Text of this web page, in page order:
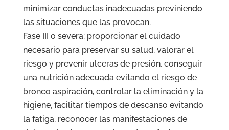
minimizar conductas inadecuadas previniendo
las situaciones que las provocan.
Fase III o severa: proporcionar el cuidado
necesario para preservar su salud, valorar el
riesgo y prevenir ulceras de presión, conseguir
una nutrición adecuada evitando el riesgo de
bronco aspiración, controlar la eliminación y la
higiene, facilitar tiempos de descanso evitando
la fatiga, reconocer las manifestaciones de